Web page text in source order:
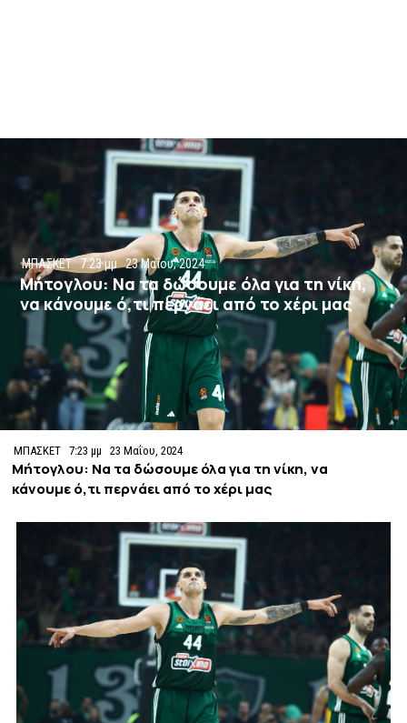
ΜΠΑΣΚΕΤ 7:23 μμ 23 Μαΐου, 2024
Μήτογλου: Να τα δώσουμε όλα για τη νίκη,
να κάνουμε ό,τι περνάει από το χέρι μας
ΜΠΑΣΚΕΤ 7:23 μμ 23 Μαΐου, 2024
Μήτογλου: Να τα δώσουμε όλα για τη νίκη, να
κάνουμε ό,τι περνάει από το χέρι μας